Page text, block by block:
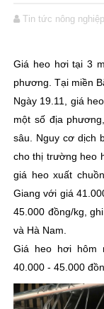
Tin tức nông nghiệp
Giá heo hơi tại 3
phương. Tại miền
Ngày 19.11, giá
một số địa
sâu. Nguy cơ dịch
cho thị trường heo
giá heo xuất
Giang với giá
45.000 đồng/kg,
và Hà Nam.
Giá heo hơi hôm
40.000 - 45.000